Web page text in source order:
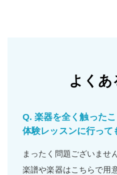
よくあ
Q. 楽器を全く触った
体験レッスンに行って
まったく問題ございません
楽譜や楽器はこちらで用